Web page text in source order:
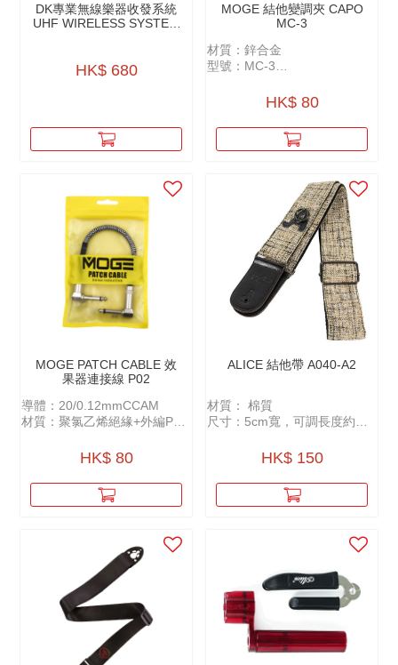
DK專業無線樂器收發系統
UHF WIRELESS SYSTEM
HK$ 680
MOGE 結他變調夾 CAPO
MC-3
材質：鋅合金
型號：MC-3
HK$ 80
MOGE PATCH CABLE 效
果器連接線 P02
導體：20/0.12mmCCAM
材質：聚氯乙烯絕緣+外編PP
長度：27cm（含頭）
HK$ 80
ALICE 結他帶 A040-A2
材質： 棉質
尺寸：5cm寬，可調長度約
可放置PickHK$ 150